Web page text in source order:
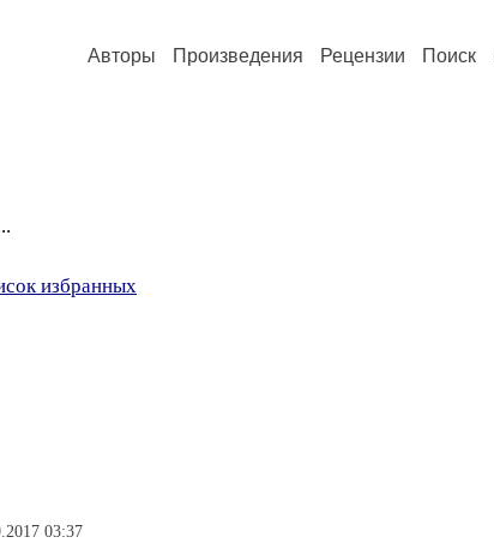
Авторы Произведения Рецензии Поиск
избранных
03:37